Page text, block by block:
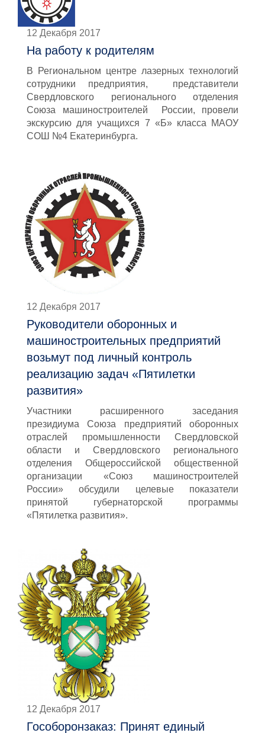
12 Декабря 2017
На работу к родителям
В Региональном центре лазерных технологий
сотрудники предприятия, представители
Свердловского регионального отделения
Союза машиностроителей России, провели
экскурсию для учащихся 7 «Б» класса МАОУ
СОШ №4 Екатеринбурга.
12 Декабря 2017
Руководители оборонных и
машиностроительных предприятий
возьмут под личный контроль
реализацию задач «Пятилетки
развития»
Участники расширенного заседания
президиума Союза предприятий оборонных
отраслей промышленности Свердловской
области и Свердловского регионального
отделения Общероссийской общественной
организации «Союз машиностроителей
России» обсудили целевые показатели
принятой губернаторской программы
«Пятилетка развития».
12 Декабря 2017
Гособоронзаказ: Принят единый